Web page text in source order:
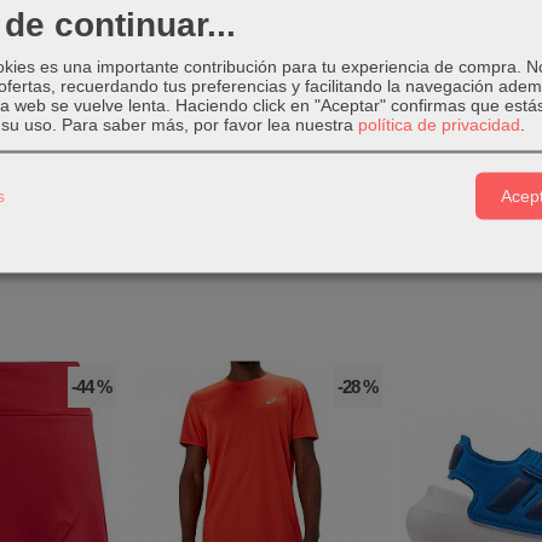
del pie.
Hybrid llevan la tecnologíaPWRFOAM
Puma PWR Hybrid TRlleva caucho PUMA GRIP de gran
-44 % -28 %
continuar...
es una importante contribución para tu experiencia de compra.
recuerdando tus preferencias y facilitando la navegación
web se vuelve lenta. Haciendo click en "Aceptar" confirmas que
uso. Para saber más, por favor lea nuestra política de privacidad